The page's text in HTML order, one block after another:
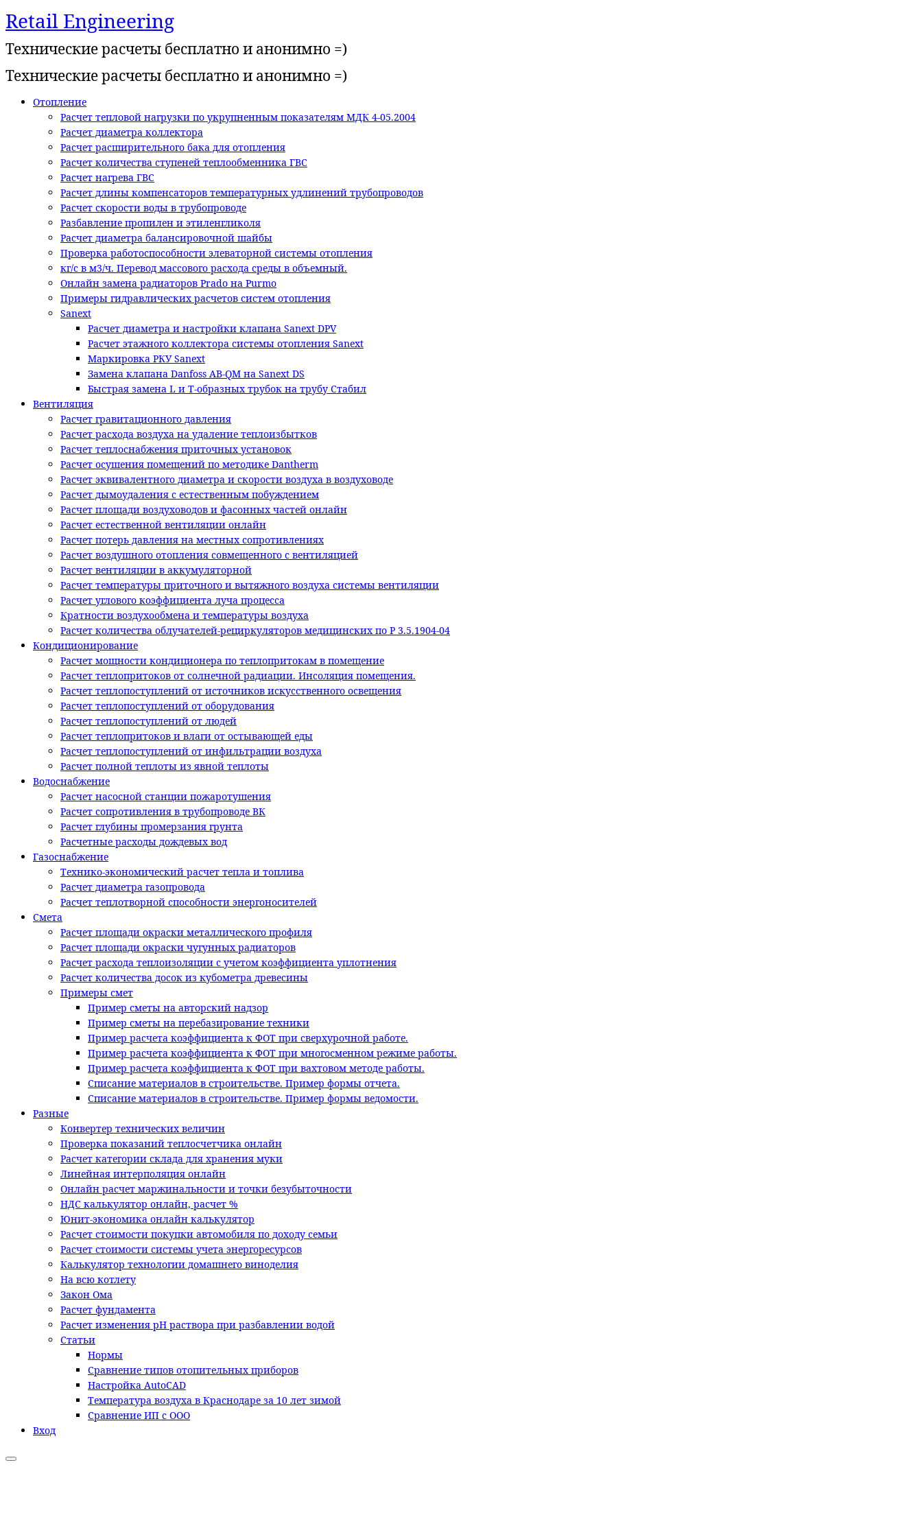
Перейти
к
содержимому
Retail Engineering
Технические расчеты бесплатно и анонимно =)
Технические расчеты бесплатно и анонимно =)
Отопление
Расчет тепловой нагрузки по укрупненным показателям МДК 4-05.2004
Расчет диаметра коллектора
Расчет расширительного бака для отопления
Расчет количества ступеней теплообменника ГВС
Расчет нагрева ГВС
Расчет длины компенсаторов температурных удлинений трубопроводов
Расчет скорости воды в трубопроводе
Разбавление пропилен и этиленгликоля
Расчет диаметра балансировочной шайбы
Проверка работоспособности элеваторной системы отопления
кг/с в м3/ч. Перевод массового расхода среды в объемный.
Онлайн замена радиаторов Prado на Purmo
Примеры гидравлических расчетов систем отопления
Sanext
Расчет диаметра и настройки клапана Sanext DPV
Расчет этажного коллектора системы отопления Sanext
Маркировка РКУ Sanext
Замена клапана Danfoss AB-QM на Sanext DS
Быстрая замена L и T-образных трубок на трубу Стабил
Вентиляция
Расчет гравитационного давления
Расчет расхода воздуха на удаление теплоизбытков
Расчет теплоснабжения приточных установок
Расчет осушения помещений по методике Dantherm
Расчет эквивалентного диаметра и скорости воздуха в воздуховоде
Расчет дымоудаления с естественным побуждением
Расчет площади воздуховодов и фасонных частей онлайн
Расчет естественной вентиляции онлайн
Расчет потерь давления на местных сопротивлениях
Расчет воздушного отопления совмещенного с вентиляцией
Расчет вентиляции в аккумуляторной
Расчет температуры приточного и вытяжного воздуха системы вентиляции
Расчет углового коэффициента луча процесса
Кратности воздухообмена и температуры воздуха
Расчет количества облучателей-рециркуляторов медицинских по Р 3.5.1904-04
Кондиционирование
Расчет мощности кондиционера по теплопритокам в помещение
Расчет теплопритоков от солнечной радиации. Инсоляция помещения.
Расчет теплопоступлений от источников искусственного освещения
Расчет теплопоступлений от оборудования
Расчет теплопоступлений от людей
Расчет теплопритоков и влаги от остывающей еды
Расчет теплопоступлений от инфильтрации воздуха
Расчет полной теплоты из явной теплоты
Водоснабжение
Расчет насосной станции пожаротушения
Расчет сопротивления в трубопроводе ВК
Расчет глубины промерзания грунта
Расчетные расходы дождевых вод
Газоснабжение
Технико-экономический расчет тепла и топлива
Расчет диаметра газопровода
Расчет теплотворной способности энергоносителей
Смета
Расчет площади окраски металлического профиля
Расчет площади окраски чугунных радиаторов
Расчет расхода теплоизоляции с учетом коэффициента уплотнения
Расчет количества досок из кубометра древесины
Примеры смет
Пример сметы на авторский надзор
Пример сметы на перебазирование техники
Пример расчета коэффициента к ФОТ при сверхурочной работе.
Пример расчета коэффициента к ФОТ при многосменном режиме работы.
Пример расчета коэффициента к ФОТ при вахтовом методе работы.
Списание материалов в строительстве. Пример формы отчета.
Списание материалов в строительстве. Пример формы ведомости.
Разные
Конвертер технических величин
Проверка показаний теплосчетчика онлайн
Расчет категории склада для хранения муки
Линейная интерполяция онлайн
Онлайн расчет маржинальности и точки безубыточности
НДС калькулятор онлайн, расчет %
Юнит-экономика онлайн калькулятор
Расчет стоимости покупки автомобиля по доходу семьи
Расчет стоимости системы учета энергоресурсов
Калькулятор технологии домашнего виноделия
На всю котлету
Закон Ома
Расчет фундамента
Расчет изменения pH раствора при разбавлении водой
Статьи
Нормы
Сравнение типов отопительных приборов
Настройка AutoCAD
Температура воздуха в Краснодаре за 10 лет зимой
Сравнение ИП с ООО
Вход